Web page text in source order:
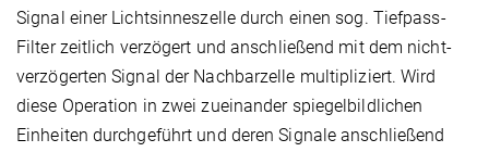
Signal einer Lichtsinneszelle durch einen sog. Tiefpass-
Filter zeitlich verzögert und anschließend mit dem nicht-
verzögerten Signal der Nachbarzelle multipliziert. Wird
diese Operation in zwei zueinander spiegelbildlichen
Einheiten durchgeführt und deren Signale anschließend